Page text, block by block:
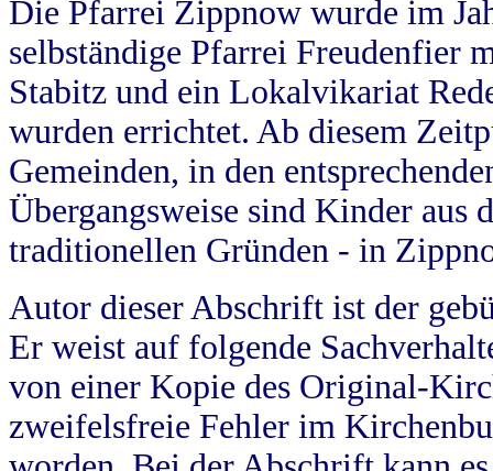
Die Pfarrei Zippnow wurde im
selbständige Pfarrei Freudenfier
Stabitz und ein Lokalvikariat
wurden errichtet. Ab diesem
Gemeinden, in den
Übergangsweise sind Kinder aus
traditionellen Gründen - in
Autor dieser Abschrift ist der
Er weist auf folgende
von einer Kopie des Original-
zweifelsfreie Fehler im